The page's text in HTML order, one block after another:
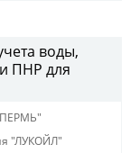
воды,
ПНР для
"ЛУКОЙЛ"